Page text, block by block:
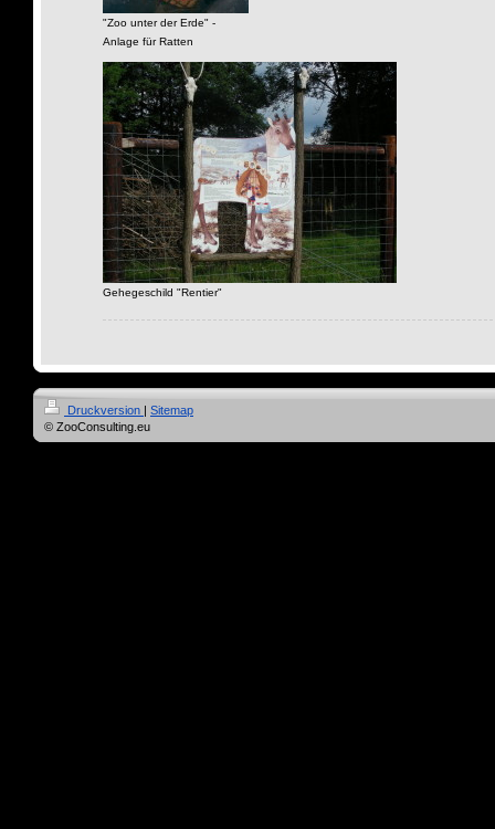
"Zoo unter der Erde" -
Anlage für Ratten
Gehegeschild "Rentier"
Druckversion | Sitemap
© ZooConsulting.eu